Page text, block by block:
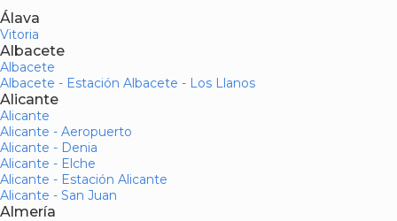
Álava
Vitoria
Albacete
Albacete
Albacete - Estación Albacete - Los Llanos
Alicante
Alicante
Alicante - Aeropuerto
Alicante - Denia
Alicante - Elche
Alicante - Estación Alicante
Alicante - San Juan
Almería